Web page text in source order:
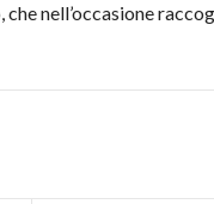
nell’occasione